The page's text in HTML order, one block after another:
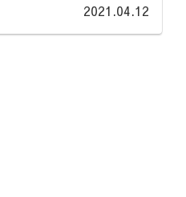
2021.04.12